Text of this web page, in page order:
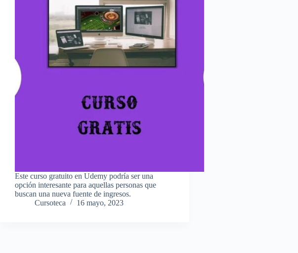
Este curso gratuito en Udemy podría ser una
opción interesante para aquellas personas que
buscan una nueva fuente de ingresos.
Cursoteca
16 mayo, 2023